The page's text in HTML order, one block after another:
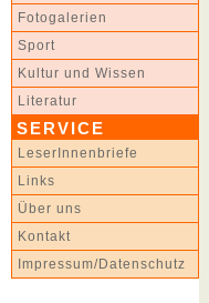
Fotogalerien
Sport
Kultur und Wissen
Literatur
SERVICE
LeserInnenbriefe
Links
Über uns
Kontakt
Impressum/Datenschutz